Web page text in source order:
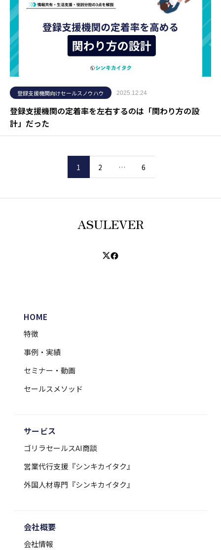
登録支援機関向けセールスノウハウ 2025.12.24
登録支援機関の定着率を左右するのは「関わり方の設
計」だった
1 2 … 6
ASULEVER
HOME
特徴
事例・実績
セミナー・動画
セールスメソッド
サービス
ゴリラセールスAI商談
営業代行支援『シンキカイタク』
外国人材専門『シンキカイタク』
会社概要
会社情報